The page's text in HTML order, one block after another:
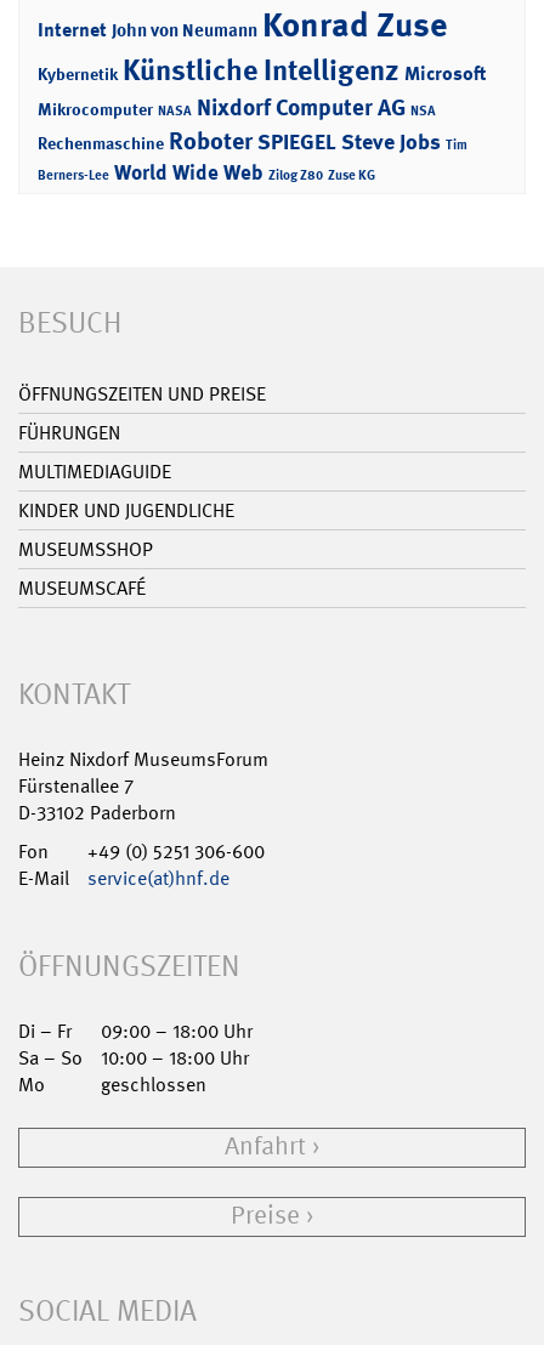
Internet John von Neumann Konrad Zuse
Kybernetik Künstliche Intelligenz Microsoft
Mikrocomputer NASA Nixdorf Computer AG NSA
Rechenmaschine RoboterSPIEGELSteve Jobs Tim
Berners-Lee World Wide Web Zilog Z80 Zuse KG
BESUCH
ÖFFNUNGSZEITEN UND PREISE
FÜHRUNGEN
MULTIMEDIAGUIDE
KINDER UND JUGENDLICHE
MUSEUMSSHOP
MUSEUMSCAFÉ
KONTAKT
Heinz Nixdorf MuseumsForum
Fürstenallee 7
D-33102 Paderborn
Fon
+49 (0) 5251 306-600
E-Mail
service(at)hnf.de
ÖFFNUNGSZEITEN
Di – Fr
09:00 – 18:00 Uhr
Sa – So
10:00 – 18:00 Uhr
Mo
geschlossen
Anfahrt
Preise
SOCIAL MEDIA